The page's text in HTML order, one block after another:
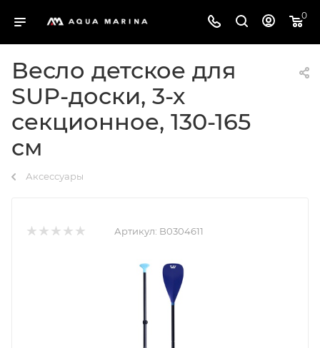
0
Весло детское для
SUP-доски, 3-х
секционное, 130-165
см
Аксессуары
Артикул: B0304611